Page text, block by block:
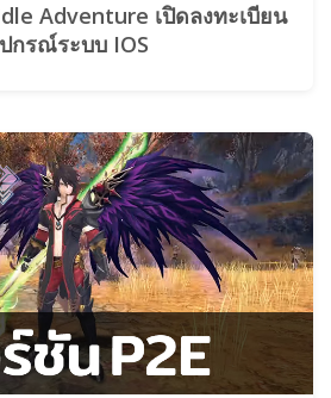
เปิดลงทะเบียน
กรณ์ระบบ IOS